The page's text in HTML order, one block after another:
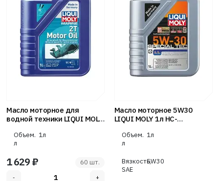
Масло моторное для
водной техники LIQUI MOLY
Motor Oil 2T
Объем.
л
1л
1 629 ₽ 60 шт.
Масло моторное 5W30
LIQUI MOLY 1л НС-
Объем.
л
1л
Вязкость,
SAE
5W30